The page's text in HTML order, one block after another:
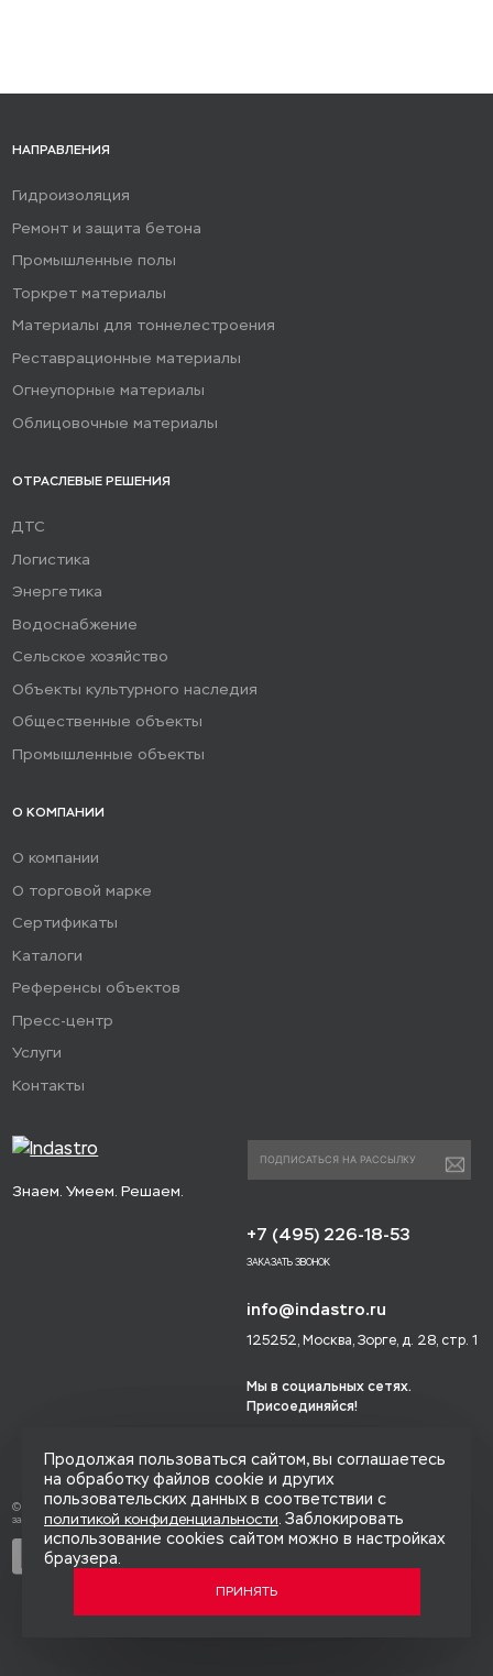
Знаем. Умеем. Решаем.
© 2014-2026 «Индастро», Все права
защищены.
НАПРАВЛЕНИЯ
Гидроизоляция
Ремонт и защита бетона
Промышленные полы
Торкрет материалы
Материалы для тоннелестроения
Реставрационные материалы
Огнеупорные материалы
Облицовочные материалы
ОТРАСЛЕВЫЕ РЕШЕНИЯ
ДТС
Логистика
Энергетика
Водоснабжение
Сельское хозяйство
Объекты культурного наследия
Общественные объекты
Промышленные объекты
О КОМПАНИИ
О компании
О торговой марке
Сертификаты
Каталоги
Референсы объектов
Пресс-центр
Услуги
Контакты
+7 (495) 226-18-53
ЗАКАЗАТЬ ЗВОНОК
info@indastro.ru
125252, Москва, Зорге, д. 28, стр. 1
Мы в социальных сетях.
Присоединяйся!
Политика конфиденциальности
Карта сайта
Продолжая пользоваться сайтом, вы соглашаетесь
на обработку файлов cookie и других
пользовательских данных в соответствии с
политикой конфиденциальности. Заблокировать
использование cookies сайтом можно в настройках
браузера.
ПРИНЯТЬ